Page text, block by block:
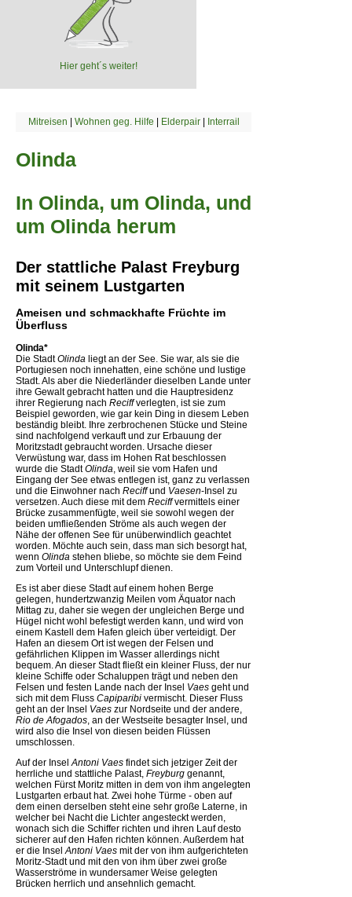
Hier geht´s weiter!
Mitreisen | Wohnen geg. Hilfe | Elderpair| Interrail
Olinda
In Olinda, um Olinda, und
um Olinda herum
Der stattliche Palast Freyburg
mit seinem Lustgarten
Ameisen und schmackhafte Früchte im
Überfluss
Olinda*
Die StadtOlinda liegt an der See. Sie war, als sie die
Portugiesen noch innehatten, eine schöne und lustige
Stadt. Als aber die Niederländer dieselben Lande unter
ihre Gewalt gebracht hatten und die Hauptresidenz
ihrer Regierung nach Reciffverlegten, ist sie zum
Beispiel geworden, wie gar kein Ding in diesem Leben
beständig bleibt. Ihre zerbrochenen Stücke und Steine
sind nachfolgend verkauft und zur Erbauung der
Moritzstadt gebraucht worden. Ursache dieser
Verwüstung war, dass im Hohen Rat beschlossen
wurde die StadtOlinda , weil sie vom Hafen und
Eingang der See etwas entlegen ist, ganz zu verlassen
und die Einwohner nach Reciffund Vaesen-Insel zu
versetzen. Auch diese mit dem Reciffvermittels einer
Brücke zusammenfügte, weil sie sowohl wegen der
beiden umfließenden Ströme als auch wegen der
Nähe der offenen See für unüberwindlich geachtet
worden. Möchte auch sein, dass man sich besorgt hat,
wenn Olinda stehen bliebe, so möchte sie dem Feind
zum Vorteil und Unterschlupf dienen.
Es ist aber diese Stadt auf einem hohen Berge
gelegen, hundertzwanzig Meilen vom Äquator nach
Mittag zu, daher sie wegen der ungleichen Berge und
Hügel nicht wohl befestigt werden kann, und wird von
einem Kastell dem Hafen gleich über verteidigt. Der
Hafen an diesem Ort ist wegen der Felsen und
gefährlichen Klippen im Wasser allerdings nicht
bequem. An dieser Stadt fließt ein kleiner Fluss, der nur
kleine Schiffe oder Schaluppen trägt und neben den
Felsen und festen Lande nach der Insel Vaes geht und
sich mit dem Fluss Capiparibi vermischt. Dieser Fluss
geht an der Insel Vaes zur Nordseite und der andere,
Rio de Afogados , an der Westseite besagter Insel, und
wird also die Insel von diesen beiden Flüssen
umschlossen.
Auf der Insel Antoni Vaes findet sich jetziger Zeit der
herrliche und stattliche Palast, Freyburg genannt,
welchen Fürst Moritz mitten in dem von ihm angelegten
Lustgarten erbaut hat. Zwei hohe Türme - oben auf
dem einen derselben steht eine sehr große Laterne, in
welcher bei Nacht die Lichter angesteckt werden,
wonach sich die Schiffer richten und ihren Lauf desto
sicherer auf den Hafen richten können. Außerdem hat
er die Insel Antoni Vaes mit der von ihm aufgerichteten
Moritz-Stadt und mit den von ihm über zwei große
Wasserströme in wundersamer Weise gelegten
Brücken herrlich und ansehnlich gemacht.